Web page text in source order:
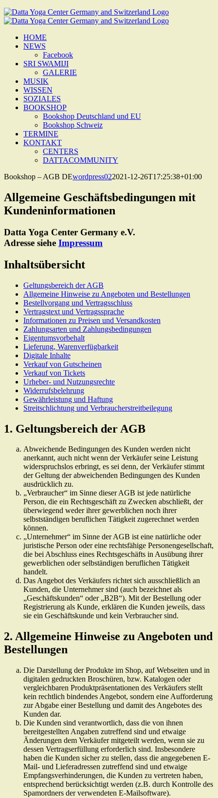
Zum
Inhalt
HOME
NEWS
Facebook
SRI SWAMIJI
GALERIE
MUSIK
WISSEN
SOZIALES
BOOKSHOP
Bookshop Deutschland und EU
Bookshop Schweiz
TERMINE
KONTAKT
CENTERS
DATTACOMMUNITY
Bookshop – AGB DEwordpress022021-12-26T17:25:38+01:00
Allgemeine Geschäftsbedingungen mit
Kundeninformationen
Datta Yoga Center Germany e.V.
Adresse siehe Impressum
Inhaltsübersicht
Geltungsbereich der AGB
Allgemeine Hinweise zu Angeboten und Bestellungen
Bestellvorgang und Vertragsschluss
Vertragstext und Vertragssprache
Informationen zu Preisen und Versandkosten
Zahlungsarten und Zahlungsbedingungen
Eigentumsvorbehalt
Lieferung, Warenverfügbarkeit
Digitale Inhalte
Verkauf von Gutscheinen
Verkauf von Tickets
Urheber- und Nutzungsrechte
Widerrufsbelehrung
Gewährleistung und Haftung
Streitschlichtung und Verbraucherstreitbeilegung
1. Geltungsbereich der AGB
Abweichende Bedingungen des Kunden werden nicht
anerkannt, auch nicht wenn der Verkäufer seine Leistung
widerspruchslos erbringt, es sei denn, der Verkäufer stimmt
der Geltung der abweichenden Bedingungen des Kunden
ausdrücklich zu.
„Verbraucher“ im Sinne dieser AGB ist jede natürliche
Person, die ein Rechtsgeschäft zu Zwecken abschließt, der
überwiegend weder ihrer gewerblichen noch ihrer
selbstständigen beruflichen Tätigkeit zugerechnet werden
können.
„Unternehmer“ im Sinne der AGB ist eine natürliche oder
juristische Person oder eine rechtsfähige Personengesellschaft,
die bei Abschluss eines Rechtsgeschäfts in Ausübung ihrer
gewerblichen oder selbständigen beruflichen Tätigkeit
handelt.
Das Angebot des Verkäufers richtet sich ausschließlich an
Kunden, die Unternehmer sind (auch bezeichnet als
„Geschäftskunden“ oder „B2B“). Mit der Bestellung oder
Registrierung als Kunde, erklären die Kunden jeweils, dass
sie ein Geschäftskunde und kein Verbraucher sind.
2. Allgemeine Hinweise zu Angeboten und
Bestellungen
Die Darstellung der Produkte im Shop, auf Webseiten und in
digitalen gedruckten Broschüren, bzw. Katalogen oder
vergleichbaren Produktpräsentationen des Verkäufers stellt
kein rechtlich bindendes Angebot, sondern eine Aufforderung
zur Abgabe einer Bestellung und damit des Angebotes des
Kunden dar.
Die Kunden sind verantwortlich, dass die von ihnen
bereitgestellten Angaben zutreffend sind und etwaige
Änderungen dem Verkäufer mitgeteilt werden, wenn sie zu
dessen Vertragserfüllung erforderlich sind. Insbesondere
haben die Kunden sicher zu stellen, dass die angegebenen E-
Mail- und Lieferadressen zutreffend sind und etwaige
Empfangsverhinderungen, die Kunden zu vertreten haben,
entsprechend berücksichtigt werden (z.B. durch Kontrolle des
Spamordners der verwendeten E-Mailsoftware).